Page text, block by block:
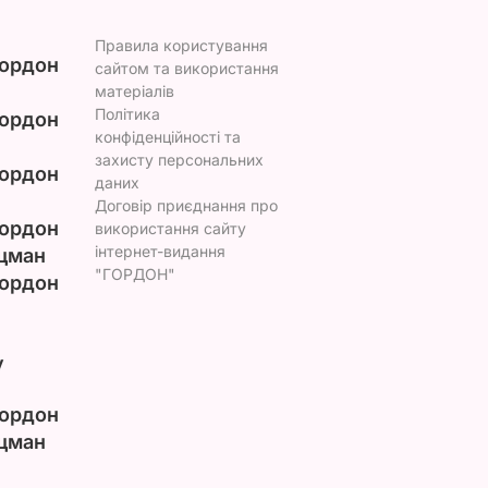
Правила користування
сайтом та використання
матеріалів
Політика
конфіденційності та
захисту персональних
даних
Договір приєднання про
використання сайту
інтернет-видання
"ГОРДОН"